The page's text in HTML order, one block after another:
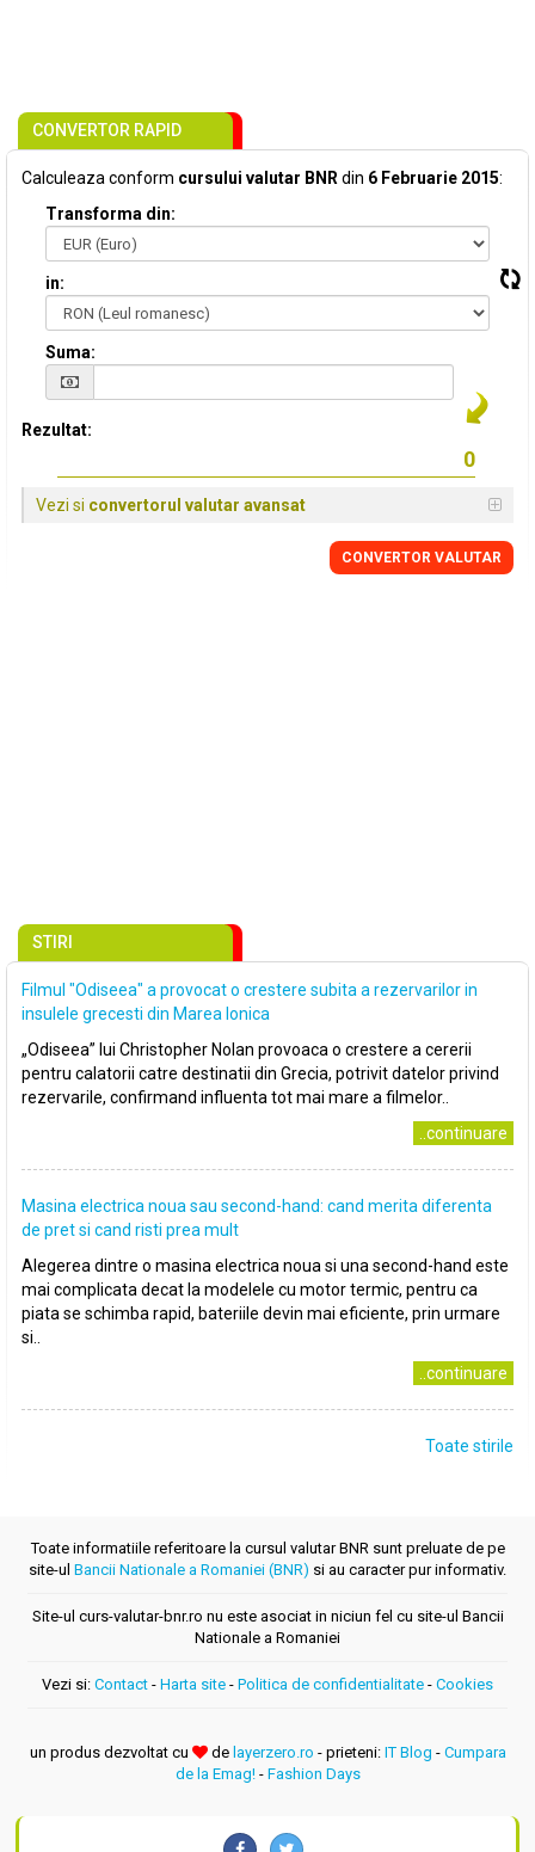
CONVERTOR RAPID
Calculeaza conform cursului valutar BNR din 6 Februarie 2015:
Transforma din:
in:
Suma:
Rezultat:
Vezi si convertorul valutar avansat
CONVERTOR VALUTAR
STIRI
Filmul "Odiseea" a provocat o crestere subita a rezervarilor in
insulele grecesti din Marea Ionica
„Odiseea” lui Christopher Nolan provoaca o crestere a cererii
pentru calatorii catre destinatii din Grecia, potrivit datelor privind
rezervarile, confirmand influenta tot mai mare a filmelor..
..continuare
Masina electrica noua sau second-hand: cand merita diferenta
de pret si cand risti prea mult
Alegerea dintre o masina electrica noua si una second-hand este
mai complicata decat la modelele cu motor termic, pentru ca
piata se schimba rapid, bateriile devin mai eficiente, prin urmare
si..
..continuare
Toate stirile
Toate informatiile referitoare la cursul valutar BNR sunt preluate de pe
site-ul Bancii Nationale a Romaniei (BNR) si au caracter pur informativ.
Site-ul curs-valutar-bnr.ro nu este asociat in niciun fel cu site-ul Bancii
Nationale a Romaniei
Vezi si: Contact - Harta site - Politica de confidentialitate - Cookies
un produs dezvoltat cu de layerzero.ro - prieteni: IT Blog - Cumpara
de la Emag!- Fashion Days